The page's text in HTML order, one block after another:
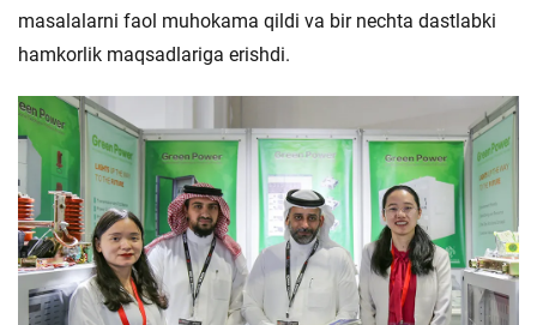
masalalarni faol muhokama qildi va bir nechta dastlabki
hamkorlik maqsadlariga erishdi.